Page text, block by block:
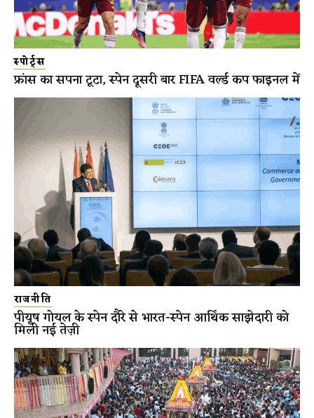
स्पोर्ट्स
फ्रांस का सपना टूटा, स्पेन दूसरी बार FIFA वर्ल्ड कप फाइनल में
राजनीति
पीयूष गोयल के स्पेन दौरे से भारत-स्पेन आर्थिक साझेदारी को
मिली नई तेज़ी